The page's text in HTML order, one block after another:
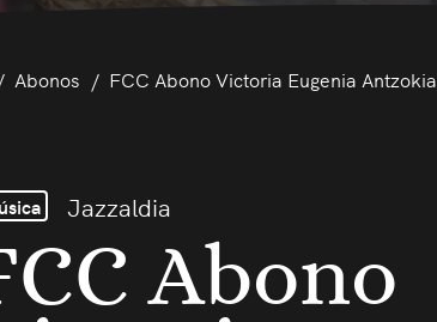
Abonos FCC Abono Victoria Eugenia Antzokia
Jazzaldia
Abono